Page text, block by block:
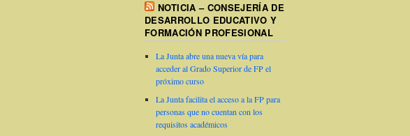
NOTICIA – CONSEJERÍA DE
DESARROLLO EDUCATIVO Y
FORMACIÓN PROFESIONAL
La Junta abre una nueva vía para
acceder al Grado Superior de FP el
próximo curso
La Junta facilita el acceso a la FP para
personas que no cuentan con los
requisitos académicos